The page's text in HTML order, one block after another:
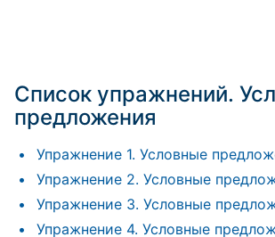
Список упражнений.
предложения
Упражнение 1. Условные
Упражнение 2. Условные
Упражнение 3. Условные
Упражнение 4. Условные